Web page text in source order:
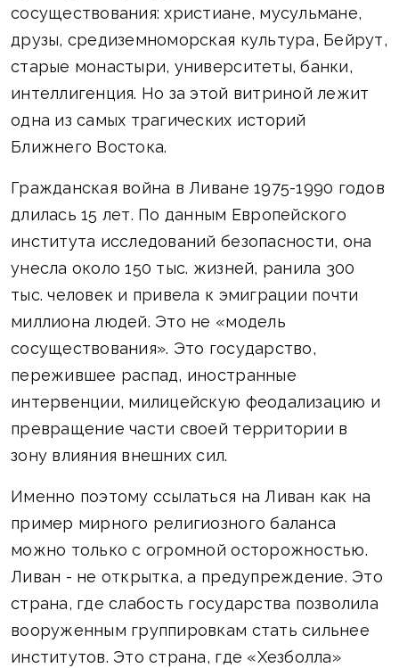
сосуществования: христиане, мусульмане,
друзы, средиземноморская культура, Бейрут,
старые монастыри, университеты, банки,
интеллигенция. Но за этой витриной лежит
одна из самых трагических историй
Ближнего Востока.
Гражданская война в Ливане 1975-1990 годов
длилась 15 лет. По данным Европейского
института исследований безопасности, она
унесла около 150 тыс. жизней, ранила 300
тыс. человек и привела к эмиграции почти
миллиона людей. Это не «модель
сосуществования». Это государство,
пережившее распад, иностранные
интервенции, милицейскую феодализацию и
превращение части своей территории в
зону влияния внешних сил.
Именно поэтому ссылаться на Ливан как на
пример мирного религиозного баланса
можно только с огромной осторожностью.
Ливан - не открытка, а предупреждение. Это
страна, где слабость государства позволила
вооруженным группировкам стать сильнее
институтов. Это страна, где «Хезболла»